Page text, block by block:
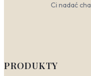
Ci nadać
PRODUKTY